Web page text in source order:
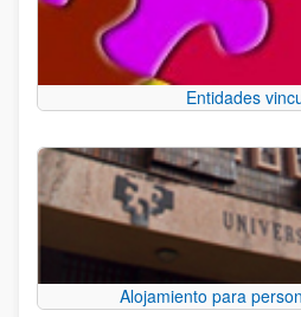
Entidades
Alojamiento para